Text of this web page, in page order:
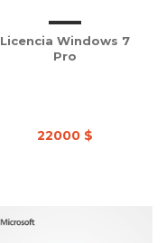
Licencia Windows 7
Pro
22000 $